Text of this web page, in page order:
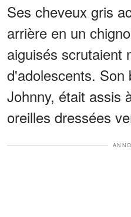
Ses cheveux gris
arrière en un
aiguisés scrutaient
d'adolescents. Son
Johnny, était assis
oreilles dressées